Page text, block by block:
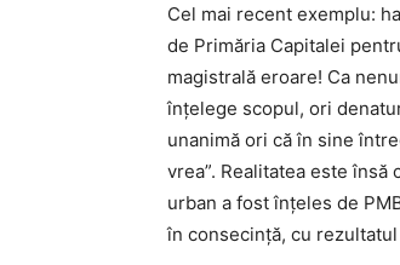
Cel mai recent exemplu:
de Primăria Capitalei
magistrală eroare! Ca
înțelege scopul, ori
unanimă ori că în sine
vrea”. Realitatea este
urban a fost înțeles de
în consecință, cu